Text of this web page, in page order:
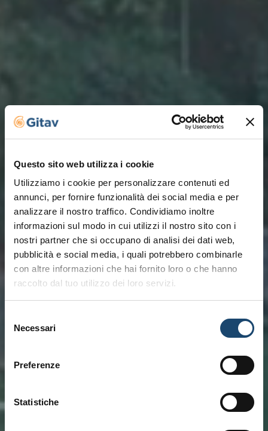
Questo sito web utilizza i cookie
Utilizziamo i cookie per personalizzare contenuti ed
annunci, per fornire funzionalità dei social media e per
analizzare il nostro traffico. Condividiamo inoltre
informazioni sul modo in cui utilizzi il nostro sito con i
nostri partner che si occupano di analisi dei dati web,
pubblicità e social media, i quali potrebbero combinarle
con altre informazioni che hai fornito loro o che hanno
raccolto dal tuo utilizzo dei loro servizi.
delNecessari
Preferenze
Statistiche